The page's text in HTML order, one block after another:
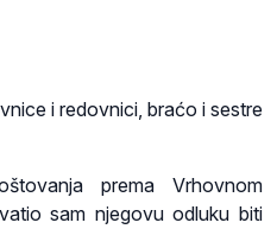
i redovnici, braćo i sestre
prema Vrhovnom
sam njegovu odluku biti